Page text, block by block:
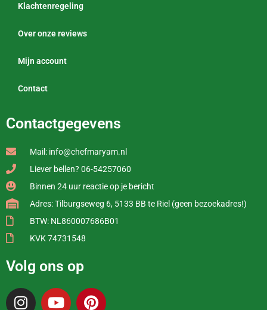
Klachtenregeling
Over onze reviews
Mijn account
Contact
Contactgegevens
Mail: info@chefmaryam.nl
Liever bellen? 06-54257060
Binnen 24 uur reactie op je bericht
Adres: Tilburgseweg 6, 5133 BB te Riel (geen bezoekadres!)
BTW: NL860007686B01
KVK 74731548
Volg ons op
I
Y
P